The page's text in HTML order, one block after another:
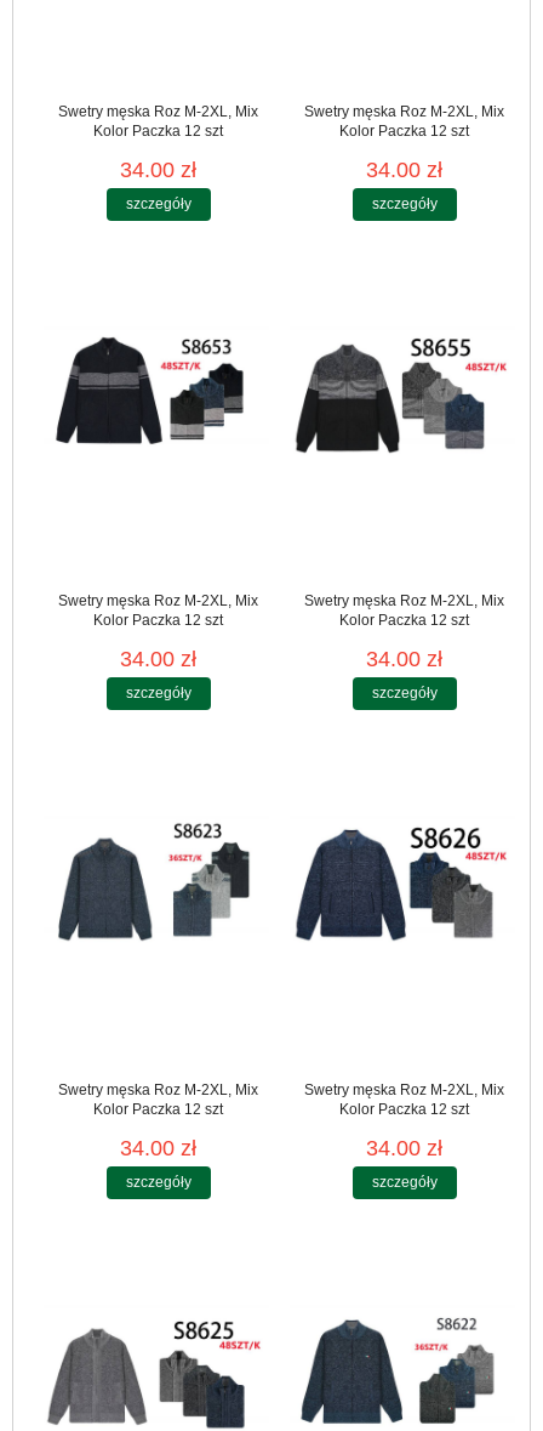
Swetry męska Roz M-2XL, Mix
Kolor Paczka 12 szt
34.00 zł
szczegóły
Swetry męska Roz M-2XL, Mix
Kolor Paczka 12 szt
34.00 zł
szczegóły
Swetry męska Roz M-2XL, Mix
Kolor Paczka 12 szt
34.00 zł
szczegóły
Swetry męska Roz M-2XL, Mix
Kolor Paczka 12 szt
34.00 zł
szczegóły
Swetry męska Roz M-2XL, Mix
Kolor Paczka 12 szt
34.00 zł
szczegóły
Swetry męska Roz M-2XL, Mix
Kolor Paczka 12 szt
34.00 zł
szczegóły